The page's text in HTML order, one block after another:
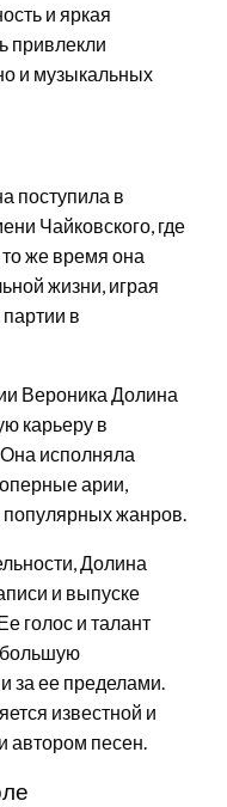
и яркая
привлекли
и музыкальных
поступила в
Чайковского, где
то же время она
жизни, играя
в
Вероника Долина
карьеру в
исполняла
арии,
жанров.
Долина
и выпуске
голос и талант
большую
за ее пределами.
известной и
автором песен.